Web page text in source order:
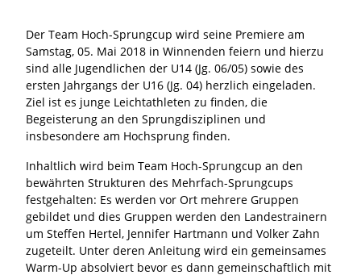
Der Team Hoch-Sprungcup wird seine Premiere am
Samstag, 05. Mai 2018 in Winnenden feiern und hierzu
sind alle Jugendlichen der U14 (Jg. 06/05) sowie des
ersten Jahrgangs der U16 (Jg. 04) herzlich eingeladen.
Ziel ist es junge Leichtathleten zu finden, die
Begeisterung an den Sprungdisziplinen und
insbesondere am Hochsprung finden.
Inhaltlich wird beim Team Hoch-Sprungcup an den
bewährten Strukturen des Mehrfach-Sprungcups
festgehalten: Es werden vor Ort mehrere Gruppen
gebildet und dies Gruppen werden den Landestrainern
um Steffen Hertel, Jennifer Hartmann und Volker Zahn
zugeteilt. Unter deren Anleitung wird ein gemeinsames
Warm-Up absolviert bevor es dann gemeinschaftlich mit